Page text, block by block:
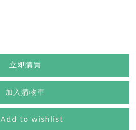
立即購買
加入購物車
Add to wishlist